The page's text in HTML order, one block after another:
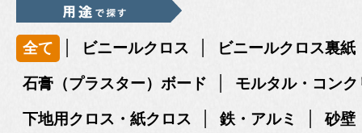
全て | ビニールクロス | ビニールクロス裏紙
石膏（プラスター）ボード | モルタル・コンク
下地用クロス・紙クロス | 鉄・アルミ | 砂壁